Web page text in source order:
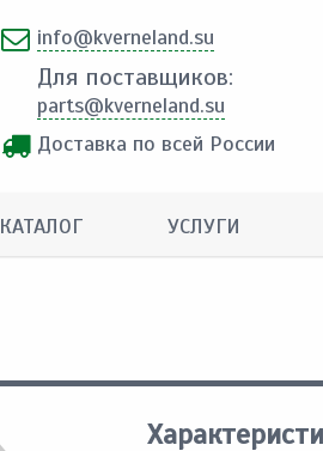
info@kverneland.su
Для поставщиков:
parts@kverneland.su
Доставка по всей России
КАТАЛОГ УСЛУГИ